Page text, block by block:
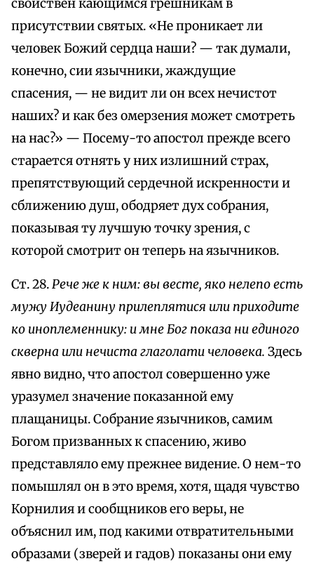
свойствен кающимся грешникам в
присутствии святых. «Не проникает ли
человек Божий сердца наши? — так думали,
конечно, сии язычники, жаждущие
спасения, — не видит ли он всех нечистот
наших? и как без омерзения может смотреть
на нас?» — Посему-то апостол прежде всего
старается отнять у них излишний страх,
препятствующий сердечной искренности и
сближению душ, ободряет дух собрания,
показывая ту лучшую точку зрения, с
которой смотрит он теперь на язычников.
Ст. 28.Рече же к ним: вы весте, яко нелепо есть
мужу Иудеанину прилеплятися или приходите
ко иноплеменнику: и мне Бог показа ни единого
скверна или нечиста глаголати человека. Здесь
явно видно, что апостол совершенно уже
уразумел значение показанной ему
плащаницы. Собрание язычников, самим
Богом призванных к спасению, живо
представляло ему прежнее видение. О нем-то
помышлял он в это время, хотя, щадя чувство
Корнилия и сообщников его веры, не
объяснил им, под какими отвратительными
образами (зверей и гадов) показаны они ему